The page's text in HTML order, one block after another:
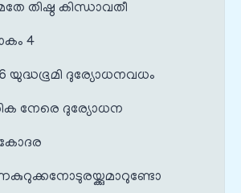
തിഷ്ഠ കിന്ധാവതീ
4
യുദ്ധഭൂമി ദുര്യോധനവധം
നേരെ ദുര്യോധന